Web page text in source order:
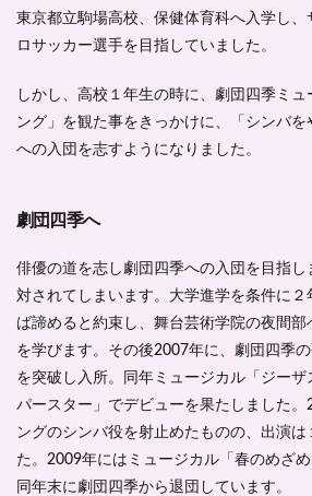
東京都立駒場高校、保健体育科へ入学し、
ロサッカー選手を目指していました。
しかし、高校１年生の時に、劇団四季ミ
ング」を観た事をきっかけに、「シンバ
への入団を志すようになりました。
劇団四季へ
俳優の道を志し劇団四季への入団を目指し
対されてしまいます。大学進学を条件に
ば諦めると約束し、舞台芸術学院の夜間
を学びます。その後2007年に、劇団四季
を突破し入所。同年ミュージカル「ジーザ
パースター」でデビューを果たしました
ングのシンバ役を射止めたものの、出演は
た。2009年にはミュージカル「春のめざめ
同年末に劇団四季から退団しています。